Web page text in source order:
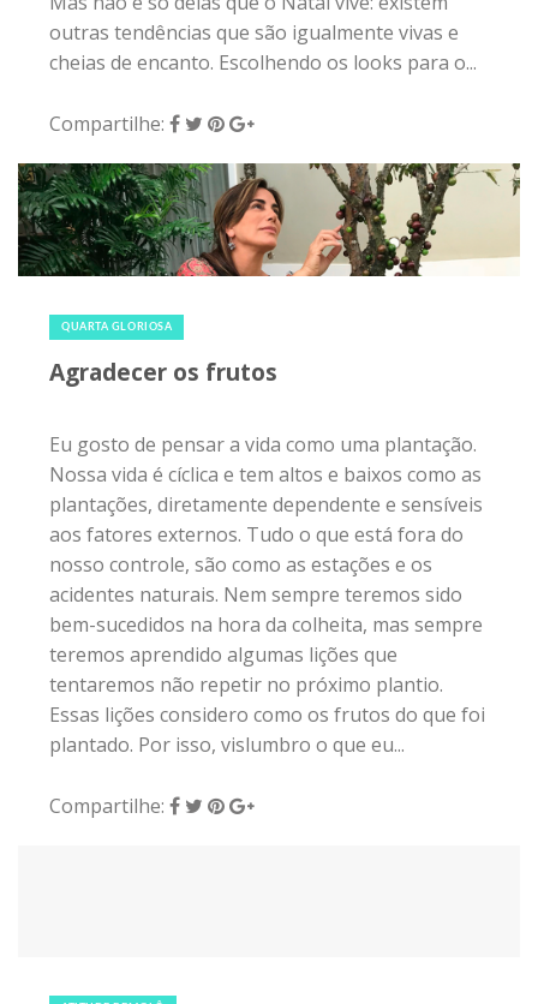
outras tendências que são igualmente vivas e
cheias de encanto. Escolhendo os looks para o...
Compartilhe:
QUARTA GLORIOSA
Agradecer os frutos
Eu gosto de pensar a vida como uma plantação.
Nossa vida é cíclica e tem altos e baixos como as
plantações, diretamente dependente e sensíveis
aos fatores externos. Tudo o que está fora do
nosso controle, são como as estações e os
acidentes naturais. Nem sempre teremos sido
bem-sucedidos na hora da colheita, mas sempre
teremos aprendido algumas lições que
tentaremos não repetir no próximo plantio.
Essas lições considero como os frutos do que foi
plantado. Por isso, vislumbro o que eu...
Compartilhe: